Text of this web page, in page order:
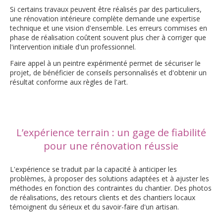
Si certains travaux peuvent être réalisés par des particuliers,
une rénovation intérieure complète demande une expertise
technique et une vision d'ensemble. Les erreurs commises en
phase de réalisation coûtent souvent plus cher à corriger que
l'intervention initiale d'un professionnel.
Faire appel à un peintre expérimenté permet de sécuriser le
projet, de bénéficier de conseils personnalisés et d'obtenir un
résultat conforme aux règles de l'art.
L’expérience terrain : un gage de fiabilité
pour une rénovation réussie
L'expérience se traduit par la capacité à anticiper les
problèmes, à proposer des solutions adaptées et à ajuster les
méthodes en fonction des contraintes du chantier. Des photos
de réalisations, des retours clients et des chantiers locaux
témoignent du sérieux et du savoir-faire d'un artisan.